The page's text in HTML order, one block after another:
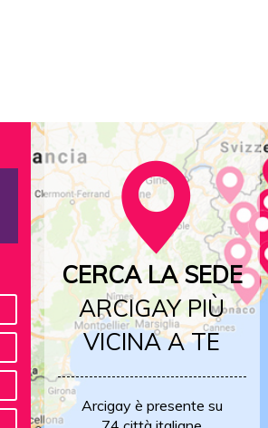
CERCA LA SEDE
ARCIGAY PIÙ
VICINA A TE
Arcigay è presente su